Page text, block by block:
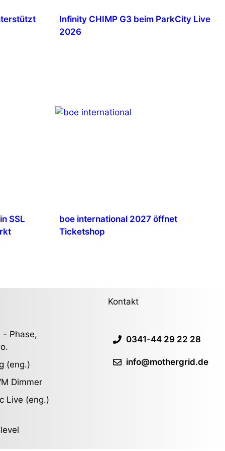
Infinity CHIMP G3 beim ParkCity Live
2026
SSL
boe international 2027 öffnet
Ticketshop
- Phase,
(eng.)
Dimmer
Live (eng.)
Kontakt
0341-44 29 22 28
info@mothergrid.de